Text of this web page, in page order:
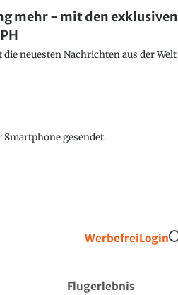
mehr - mit den exklusiven
neuesten Nachrichten aus der Welt
gesendet.
WerbefreiLogin
Flugerlebnis